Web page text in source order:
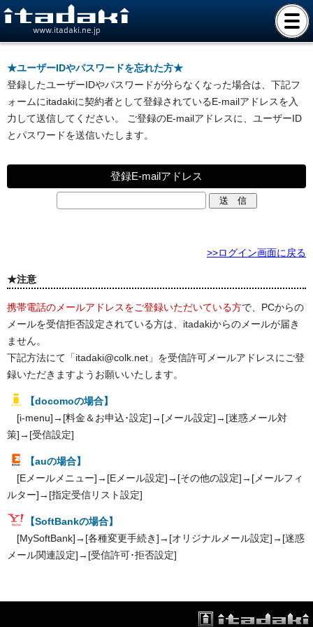
www.itadaki.ne.jp
★ユーザーIDやパスワードを忘れた方★
登録したユーザーIDやパスワードが分らなくなった場合は、下記フ
ォームにitadakiに契約者として登録されているE-mailアドレスを入
力して送信してください。 ご登録のE-mailアドレスに、ユーザーID
とパスワードを送信いたします。
登録E-mailアドレス
>>ログイン画面に戻る
★注意
携帯電話のメールアドレスをご登録いただいている方で、PCからの
メールを受信拒否設定されている方は、itadakiからのメールが届き
ません。
下記方法にて「itadaki@colk.net」を受信許可メールアドレスにご登
録いただきますようお願いいたします。
【docomoの場合】
[i-menu]→[料金＆お申込･設定]→[メール設定]→[迷惑メール対
策]→[受信設定]
【auの場合】
[Eメールメニュー]→[Eメール設定]→[その他の設定]→[メールフィ
ルター]→[指定受信リスト設定]
【SoftBankの場合】
[MySoftBank]→[各種変更手続き]→[オリジナルメール設定]→[迷惑
メール関連設定]→[受信許可･拒否設定]